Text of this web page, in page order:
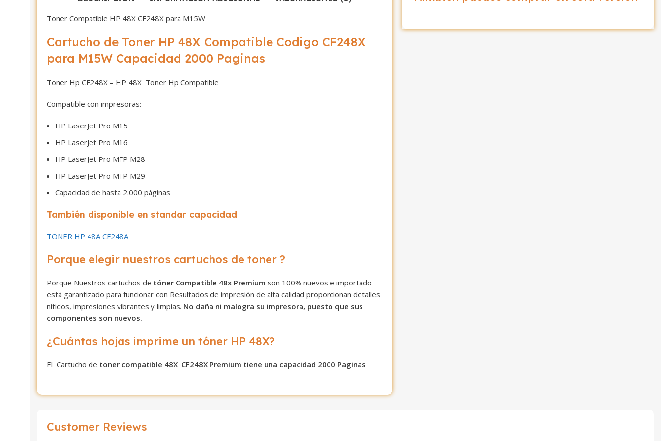
Toner Compatible HP 48X CF248X para M15W
Cartucho de Toner HP 48X Compatible Codigo CF248X
para M15W Capacidad 2000 Paginas
Toner Hp CF248X – HP 48X Toner Hp Compatible
Compatible con impresoras:
HP LaserJet Pro M15
HP LaserJet Pro M16
HP LaserJet Pro MFP M28
HP LaserJet Pro MFP M29
Capacidad de hasta 2.000 páginas
También disponible en standar capacidad
TONER HP 48A CF248A
Porque elegir nuestros cartuchos de toner ?
Porque Nuestros cartuchos de tóner Compatible 48x Premium son 100% nuevos e importado
está garantizado para funcionar con Resultados de impresión de alta calidad proporcionan detalles
nítidos, impresiones vibrantes y limpias. No daña ni malogra su impresora, puesto que sus
componentes son nuevos.
¿Cuántas hojas imprime un tóner HP 48X?
El Cartucho de toner compatible 48X CF248X Premium tiene una capacidad 2000 Paginas
Customer Reviews